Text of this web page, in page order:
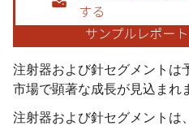
注射器および針セグメントは
市場で顕著な成長が見込まれ
注射器および針セグメントは